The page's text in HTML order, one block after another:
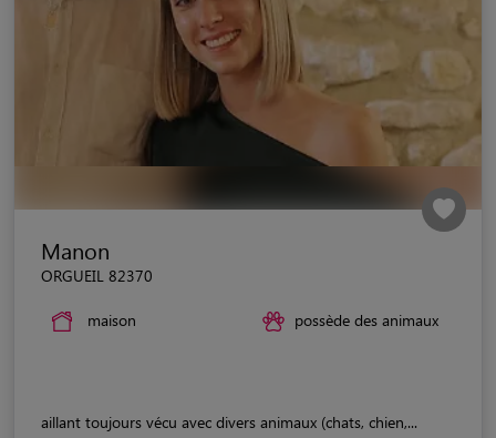
Manon
ORGUEIL 82370
maison possède des animaux
aillant toujours vécu avec divers animaux (chats, chien,...